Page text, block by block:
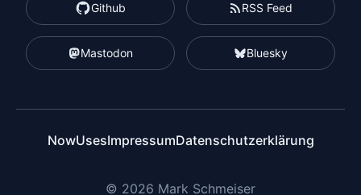
Github RSS Feed
Mastodon Bluesky
NowUsesImpressumDatenschutzerklärung
© 2026 Mark Schmeiser